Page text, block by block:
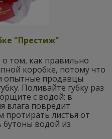
"Престиж"
том, как правильно
коробке, потому что
опытные продавцы
Поливайте губку раз
с водой: в
влага повредит
протирать листья от
водой из